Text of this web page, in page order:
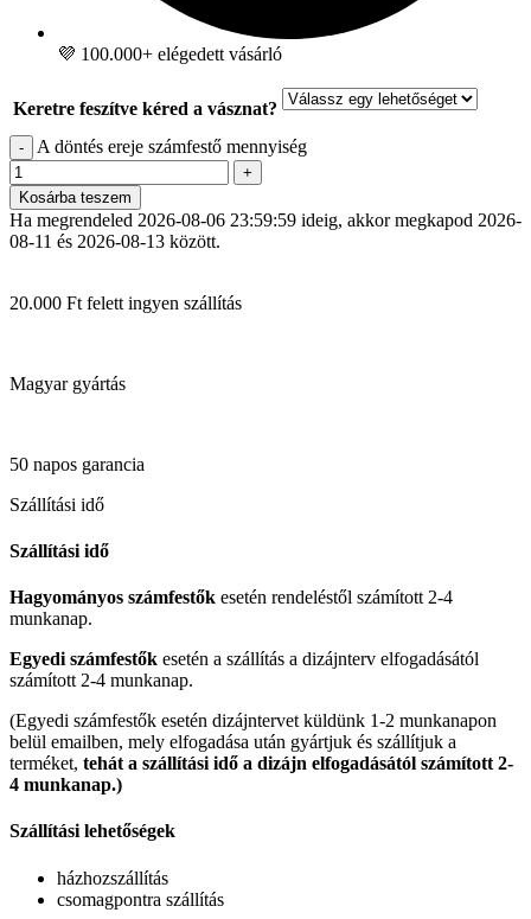
💜 100.000+ elégedett vásárló
Keretre feszítve kéred a vásznat?
- A döntés ereje számfestő mennyiség
+
Kosárba teszem
Ha megrendeled 2026-08-06 23:59:59 ideig, akkor megkapod 2026-
08-11 és 2026-08-13 között.
20.000 Ft felett ingyen szállítás
Magyar gyártás
50 napos garancia
Szállítási idő
Szállítási idő
Hagyományos számfestők esetén rendeléstől számított 2-4
munkanap.
Egyedi számfestők esetén a szállítás a dizájnterv elfogadásától
számított 2-4 munkanap.
(Egyedi számfestők esetén dizájntervet küldünk 1-2 munkanapon
belül emailben, mely elfogadása után gyártjuk és szállítjuk a
terméket, tehát a szállítási idő a dizájn elfogadásától számított 2-
4 munkanap.)
Szállítási lehetőségek
házhozszállítás
csomagpontra szállítás